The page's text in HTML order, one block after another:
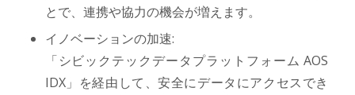
とで、連携や協力の機会が増えます。
イノベーションの加速:
「シビックテックデータプラットフォーム AOS
IDX」を経由して、安全にデータにアクセスでき